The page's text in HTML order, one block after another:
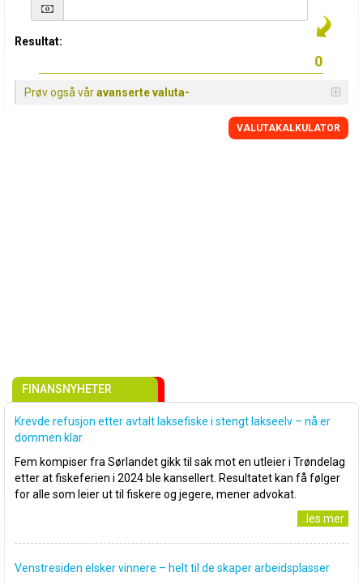
Resultat:
Prøv også våravanserte valuta-
VALUTAKALKULATOR
FINANSNYHETER
Krevde refusjon etter avtalt laksefiske i stengt lakseelv – nå er
dommen klar
Fem kompiser fra Sørlandet gikk til sak mot en utleier i Trøndelag
etter at fiskeferien i 2024 ble kansellert. Resultatet kan få følger
for alle som leier ut til fiskere og jegere, mener advokat.
..les mer
Venstresiden elsker vinnere – helt til de skaper arbeidsplasser